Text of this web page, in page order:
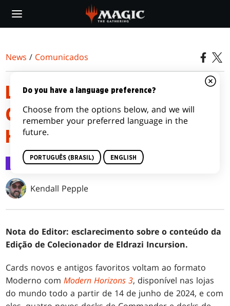
main
News / Comunicados
LISTAS DE DECKS DE
COMMANDER DE MODERN
HORIZONS 3
Comunicados 31 mai 2024
Kendall Pepple
Nota do Editor: esclarecimento sobre o conteúdo da
Edição de Colecionador de Eldrazi Incursion.
Cards novos e antigos favoritos voltam ao formato
Moderno comModern Horizons 3, disponível nas lojas
do mundo todo a partir de 14 de junho de 2024, e com
Do you have a language preference?
Choose from the options below, and we will
remember your preferred language in the
future.
PORTUGUÊS (BRASIL) ENGLISH